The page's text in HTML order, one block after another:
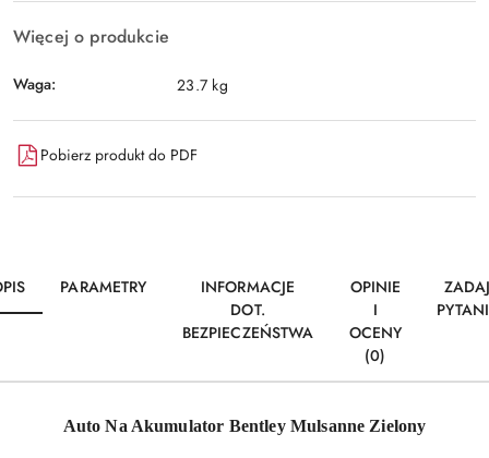
Więcej o produkcie
Waga: 23.7 kg
Pobierz produkt do PDF
PARAMETRY
INFORMACJE
DOT.
BEZPIECZEŃSTWA
OPINIE
I
OCENY
(0)
Auto Na Akumulator Bentley Mulsanne Zielony